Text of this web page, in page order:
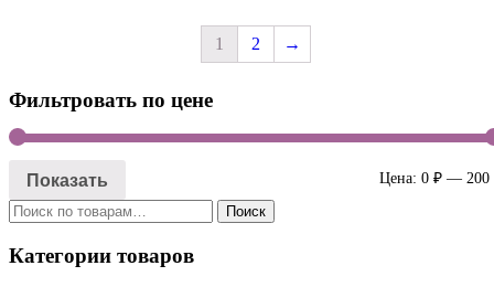
1 2 →
Фильтровать по цене
Показать Цена: 0 ₽ — 200
Искать: Поиск
Категории товаров